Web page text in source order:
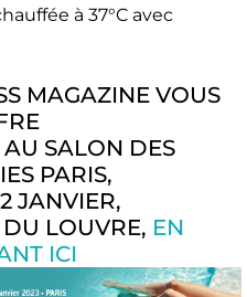
à 37°C avec
MAGAZINE VOUS
SALON DES
PARIS,
JANVIER,
LOUVRE, EN
ICI